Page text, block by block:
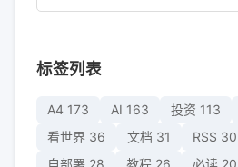
标签列表
A4 173 AI 163 投资 113
看世界 36 文档 31 RSS 30
自部署 28 教程 26 必读 20